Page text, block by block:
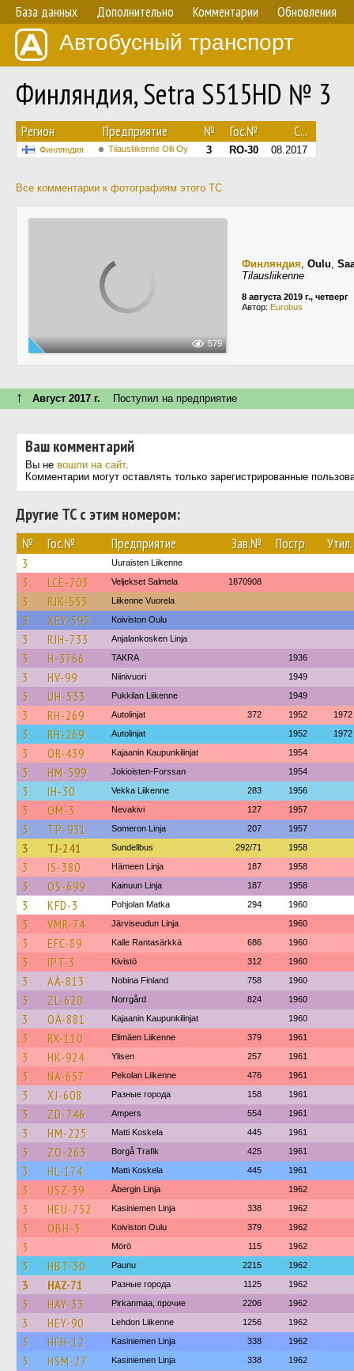
База данных Дополнительно Комментарии Обновления
Автобусный транспорт
Финляндия, Setra S515HD № 3
Регион Предприятие № Гос.№ С...
Финляндия Tilausliikenne Olli Oy 3 RO-30 08.2017
Все комментарии к фотографиям этого ТС
579
Финляндия, Oulu,
Tilausliikenne
8 августа 2019 г., четверг
Автор: Eurobus
↑ Август 2017 г. Поступил на предприятие
Ваш комментарий
Вы не вошли на сайт.
Комментарии могут оставлять только зарегистрированные
Другие ТС с этим номером:
№ Гос.№ Предприятие Зав.№ Постр. Утил.
3 Uuraisten Liikenne
3 LCE-703 Veljekset Salmela 1870908
3 RJK-553 Liikenne Vuorela
3 XEY-595 Koiviston Oulu
3 RJH-733 Anjalankosken Linja
3 H-3766 TAKRA 1936
3 HV-99 Niinivuori 1949
3 UH-533 Pukkilan Liikenne 1949
3 RH-269 Autolinjat 372 1952 1972
3 RH-269 Autolinjat 1952 1972
3 OR-439 Kajaanin Kaupunkilinjat 1954
3 HM-599 Jokioisten-Forssan 1954
3 IH-30 Vekka Liikenne 283 1956
3 OM-3 Nevakivi 127 1957
3 TP-931 Someron Linja 207 1957
3 TJ-241 Sundellbus 292/71 1958
3 IS-380 Hämeen Linja 187 1958
3 OS-699 Kainuun Linja 187 1958
3 KFD-3 Pohjolan Matka 294 1960
3 VMR-74 Järviseudun Linja 1960
3 EFC-89 Kalle Rantasärkkä 686 1960
3 IPT-3 Kivistö 312 1960
3 AÄ-813 Nobina Finland 758 1960
3 ZL-620 Norrgård 824 1960
3 OÄ-881 Kajaanin Kaupunkilinjat 1960
3 RX-110 Elimäen Liikenne 379 1961
3 HK-924 Ylisen 257 1961
3 NA-657 Pekolan Liikenne 476 1961
3 XJ-608 Разные города 158 1961
3 ZD-746 Ampers 554 1961
3 HM-225 Matti Koskela 445 1961
3 ZO-263 Borgå Trafik 425 1961
3 HL-174 Matti Koskela 445 1961
3 USZ-39 Åbergin Linja 1962
3 HEU-752 Kasiniemen Linja 338 1962
3 OBH-3 Koiviston Oulu 379 1962
3 Mörö 115 1962
3 HBT-30 Paunu 2215 1962
3 HAZ-71 Разные города 1125 1962
3 HAY-33 Pirkanmaa, прочие 2206 1962
3 HEY-90 Lehdon Liikenne 1256 1962
3 HFH-12 Kasiniemen Linja 338 1962
3 HSM-27 Kasiniemen Linja 338 1962